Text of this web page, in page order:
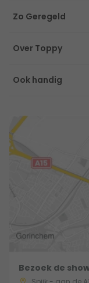
Zo Geregeld
Over Toppy
Ook handig
Bezoek de